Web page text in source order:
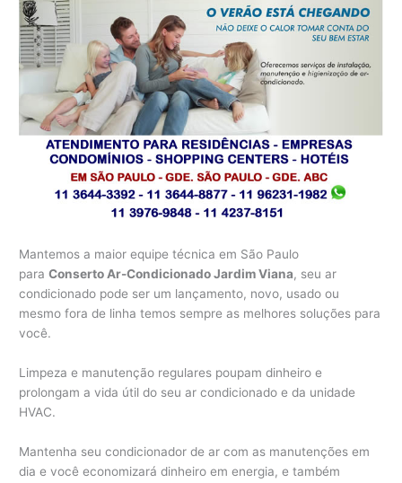
Mantemos a maior equipe técnica em São Paulo
paraConserto Ar-Condicionado Jardim Viana, seu ar
condicionado pode ser um lançamento, novo, usado ou
mesmo fora de linha temos sempre as melhores soluções para
você.
Limpeza e manutenção regulares poupam dinheiro e
prolongam a vida útil do seu ar condicionado e da unidade
HVAC.
Mantenha seu condicionador de ar com as manutenções em
dia e você economizará dinheiro em energia, e também